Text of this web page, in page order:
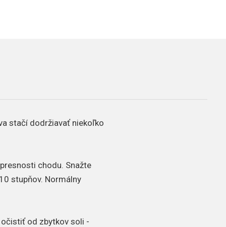
stačí dodržiavať niekoľko
chodu. Snažte
stupňov. Normálny
očistiť od zbytkov soli -